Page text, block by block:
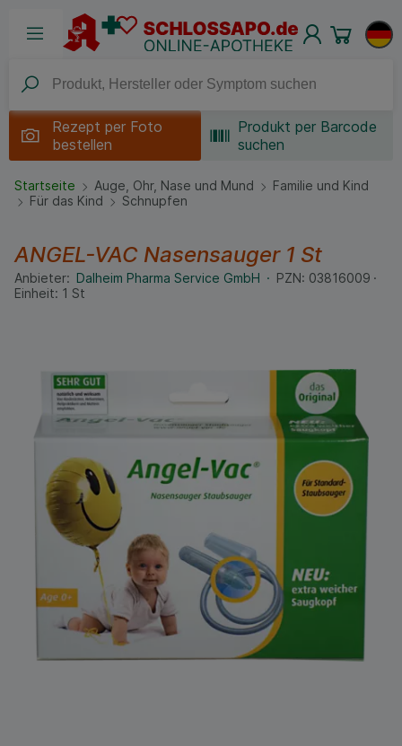
Rezept per Foto
bestellen
Produkt per Barcode
suchen
Startseite Auge, Ohr, Nase und Mund
Familie und Kind
Für das Kind
Schnupfen
ANGEL-VAC Nasensauger 1 St
Anbieter: Dalheim Pharma Service GmbH PZN: 03816009
Einheit: 1 St